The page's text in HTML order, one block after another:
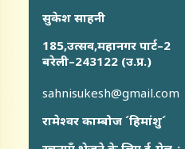
सुकेश साहनी
185,उत्सव,महानगर पार्ट–2
बरेली–243122 (उ.प्र.)
sahnisukesh@gmail.com
रामेश्वर काम्बोज ´हिमांशु´